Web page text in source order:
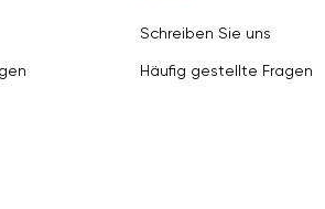
Schreiben Sie uns
Häufig gestellte Fragen